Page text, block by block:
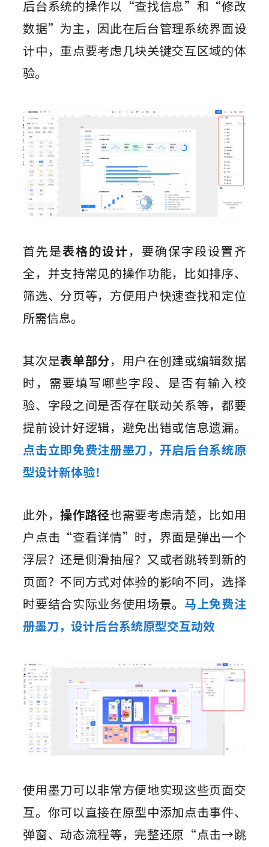
后台系统的操作以“查找信息”和“修改
数据”为主，因此在后台管理系统界面设
计中，重点要考虑几块关键交互区域的体
验。
首先是表格的设计，要确保字段设置齐
全，并支持常见的操作功能，比如排序、
筛选、分页等，方便用户快速查找和定位
所需信息。
其次是表单部分，用户在创建或编辑数据
时，需要填写哪些字段、是否有输入校
验、字段之间是否存在联动关系等，都要
提前设计好逻辑，避免出错或信息遗漏。
点击立即免费注册墨刀，开启后台系统原
型设计新体验！
此外，操作路径也需要考虑清楚，比如用
户点击“查看详情”时，界面是弹出一个
浮层？还是侧滑抽屉？又或者跳转到新的
页面？不同方式对体验的影响不同，选择
时要结合实际业务使用场景。 马上免费注
册墨刀，设计后台系统原型交互动效
使用墨刀可以非常方便地实现这些页面交
互。你可以直接在原型中添加点击事件、
弹窗、动态流程等，完整还原“点击→跳